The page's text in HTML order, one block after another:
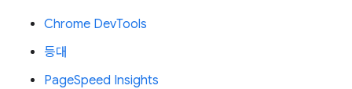
Chrome DevTools
등대
PageSpeed Insights